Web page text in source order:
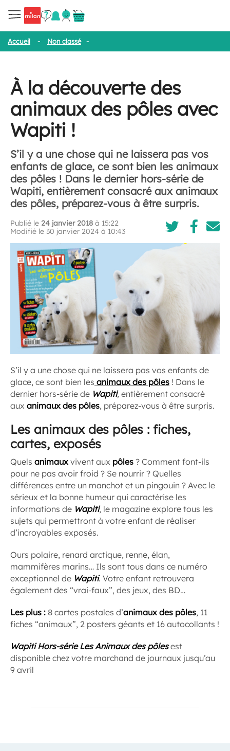
Accueil - Non classé -
À la découverte des
animaux des pôles avec
Wapiti !
S’il y a une chose qui ne laissera pas vos
enfants de glace, ce sont bien les animaux
des pôles ! Dans le dernier hors-série de
Wapiti, entièrement consacré aux animaux
des pôles, préparez-vous à être surpris.
Publié le 24 janvier 2018 à 15:22
Modifié le 30 janvier 2024 à 10:43
S’il y a une chose qui ne laissera pas vos enfants de
glace, ce sont bien les animaux des pôles ! Dans le
dernier hors-série de Wapiti, entièrement consacré
aux animaux des pôles, préparez-vous à être surpris.
Les animaux des pôles : fiches,
cartes, exposés
Quels animaux vivent aux pôles ? Comment font-ils
pour ne pas avoir froid ? Se nourrir ? Quelles
différences entre un manchot et un pingouin ? Avec le
sérieux et la bonne humeur qui caractérise les
informations de Wapiti, le magazine explore tous les
sujets qui permettront à votre enfant de réaliser
d’incroyables exposés.
Ours polaire, renard arctique, renne, élan,
mammifères marins… Ils sont tous dans ce numéro
exceptionnel de Wapiti. Votre enfant retrouvera
également des “vrai-faux”, des jeux, des BD…
Les plus : 8 cartes postales d’animaux des pôles, 11
fiches “animaux”, 2 posters géants et 16 autocollants !
Wapiti Hors-série Les Animaux des pôlesest
disponible chez votre marchand de journaux jusqu’au
9 avril